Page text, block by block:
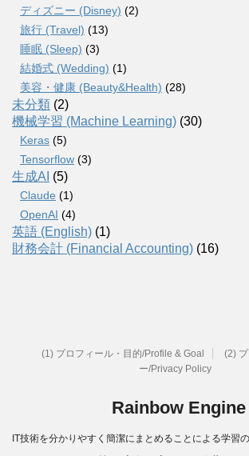
ディズニー (Disney) (2)
旅行 (Travel) (13)
睡眠 (Sleep) (3)
結婚式 (Wedding) (1)
美容・健康 (Beauty&Health) (28)
未分類 (2)
機械学習 (Machine Learning) (30)
Keras (5)
Tensorflow (3)
生成AI (5)
Claude (1)
OpenAI (4)
英語 (English) (1)
財務会計 (Financial Accounting) (16)
(1) プロフィール・目的/Profile & Goal
(2)
ー/Privacy Policy
Rainbow Engine
IT技術を分かりやすく簡潔にまとめることによる学習